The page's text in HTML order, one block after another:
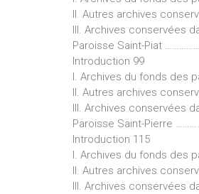
II. Autres archives
III. Archives conservées
Paroisse Saint-Piat
Introduction 99
I. Archives du fonds des
II. Autres archives
III. Archives conservées
Paroisse Saint-Pierre
Introduction 115
I. Archives du fonds des
II. Autres archives
III. Archives conservées